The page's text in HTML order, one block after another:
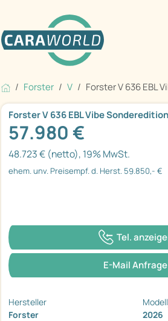
Forster V Forster V 636 EBL
Forster V 636 EBL Vibe
57.980 €
48.723 € (netto), 19% MwSt.
ehem. unv. Preisempf. d. Herst. 59.850,- €
Tel.
E-Mail Anfrage
Hersteller
Forster
2026